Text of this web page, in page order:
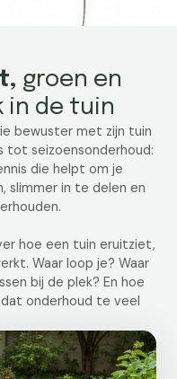
groen en
in de tuin
bewuster met zijn tuin
tot seizoensonderhoud:
die helpt om je
slimmer in te delen en
hoe een tuin eruitziet,
Waar loop je? Waar
bij de plek? En hoe
onderhoud te veel